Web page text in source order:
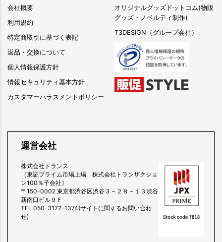
会社概要
利用規約
特定商取引に基づく表記
返品・交換について
個人情報保護方針
情報セキュリティ基本方針
カスタマーハラスメントポリシー
オリジナルグッズドットコム(物販
グッズ・ノベルティ制作)
T3DESIGN（グループ会社）
運営会社
株式会社トランス
（東証プライム市場上場 株式会社トランザクショ
ン100％子会社）
〒150-0002 東京都渋谷区渋谷３－２８－１３渋谷
新南口ビル９Ｆ
TEL 050-3172-1374(サイトに関するお問い合わ
せ)